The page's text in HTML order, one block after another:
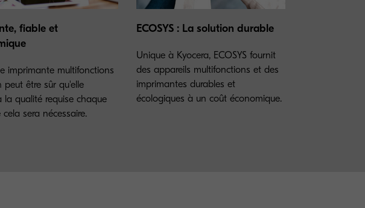
fiable et
imprimante multifonctions
être sûr qu'elle
la qualité requise chaque
cela sera nécessaire.
ECOSYS : La solution durable
Unique à Kyocera, ECOSYS fournit
des appareils multifonctions et des
imprimantes durables et
écologiques à un coût économique.